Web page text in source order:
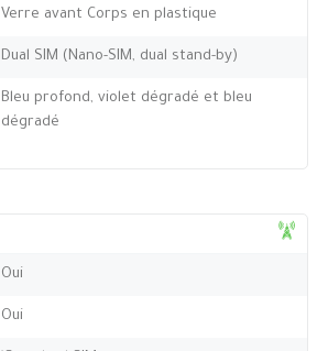
Verre avant Corps en plastique
Dual SIM (Nano-SIM, dual stand-by)
Bleu profond, violet dégradé et bleu
dégradé
Oui
Oui